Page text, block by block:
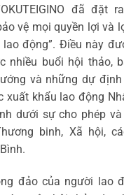
đã đặt
vệ mọi quyền lợi và
động”. Điều này
nhiều buổi hội thảo,
và những dự
xuất khẩu lao động
dưới sự cho phép
binh, Xã hội,
đảo của người lao